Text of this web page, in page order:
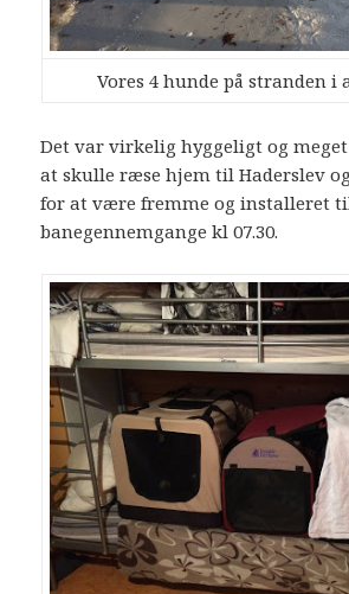
Vores 4 hunde på stranden i
Det var virkelig hyggeligt og
at skulle ræse hjem til Haderslev
for at være fremme og installeret
banegennemgange kl 07.30.